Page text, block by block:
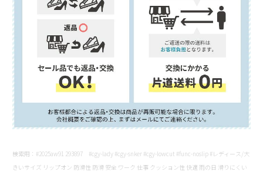
検索用：#2025aw91 293897 #cgy-lady #cgy-snker #cgy-lowcut #func-noslip #レディース/大
きいサイズ リップオン 防滑性 防滑 安全 ワーク 仕事 クッション性 快適 雨の日 滑りにくい